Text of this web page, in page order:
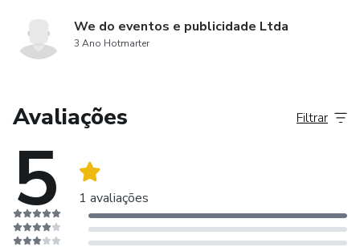
We do eventos e publicidade Ltda
3 Ano Hotmarter
Avaliações
5 1 avaliações
Filtrar